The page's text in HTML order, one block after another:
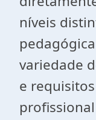
níveis
variedade
e